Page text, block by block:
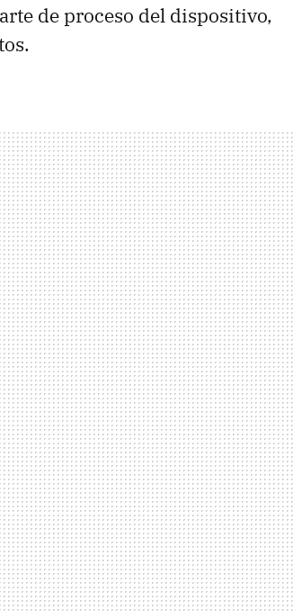
de proceso del dispositivo,